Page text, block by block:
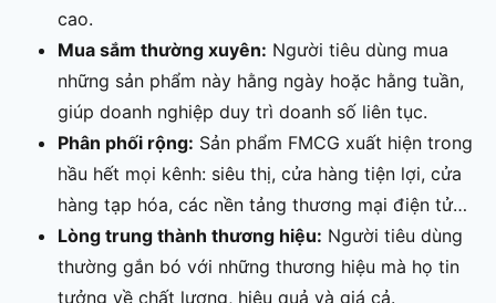
cao.
Mua sắm thường xuyên: Người tiêu dùng mua
những sản phẩm này hằng ngày hoặc hằng tuần,
giúp doanh nghiệp duy trì doanh số liên tục.
Phân phối rộng: Sản phẩm FMCG xuất hiện trong
hầu hết mọi kênh: siêu thị, cửa hàng tiện lợi, cửa
hàng tạp hóa, các nền tảng thương mại điện tử…
Lòng trung thành thương hiệu: Người tiêu dùng
thường gắn bó với những thương hiệu mà họ tin
tưởng về chất lượng, hiệu quả và giá cả.